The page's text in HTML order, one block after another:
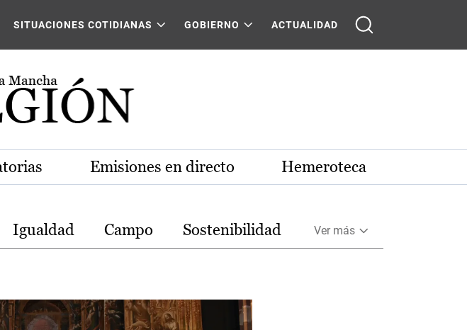
SITUACIONES COTIDIANAS GOBIERNO ACTUALIDAD
Emisiones en directo Hemeroteca
Igualdad Campo Sostenibilidad Ver más